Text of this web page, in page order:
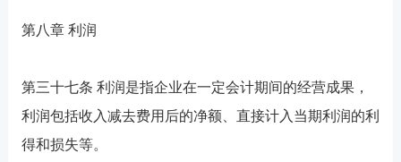
第八章 利润
第三十七条 利润是指企业在一定会计期间的经营成果，
利润包括收入减去费用后的净额、直接计入当期利润的利
得和损失等。